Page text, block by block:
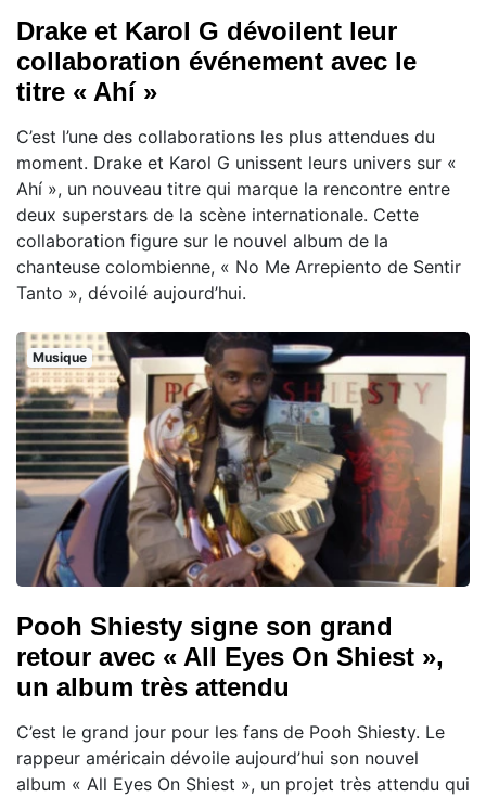
Drake et Karol G dévoilent leur
collaboration événement avec le
titre « Ahí »
C’est l’une des collaborations les plus attendues du
moment. Drake et Karol G unissent leurs univers sur «
Ahí », un nouveau titre qui marque la rencontre entre
deux superstars de la scène internationale. Cette
collaboration figure sur le nouvel album de la
chanteuse colombienne, « No Me Arrepiento de Sentir
Tanto », dévoilé aujourd’hui.
Musique
Pooh Shiesty signe son grand
retour avec « All Eyes On Shiest »,
un album très attendu
C’est le grand jour pour les fans de Pooh Shiesty. Le
rappeur américain dévoile aujourd’hui son nouvel
album « All Eyes On Shiest », un projet très attendu qui